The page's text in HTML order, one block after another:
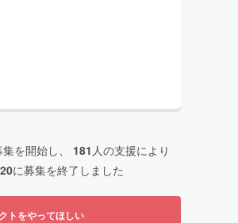
を開始し、 181 人の支援により
に募集を終了しました
トをやってほしい